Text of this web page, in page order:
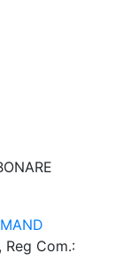
Reg Com.: